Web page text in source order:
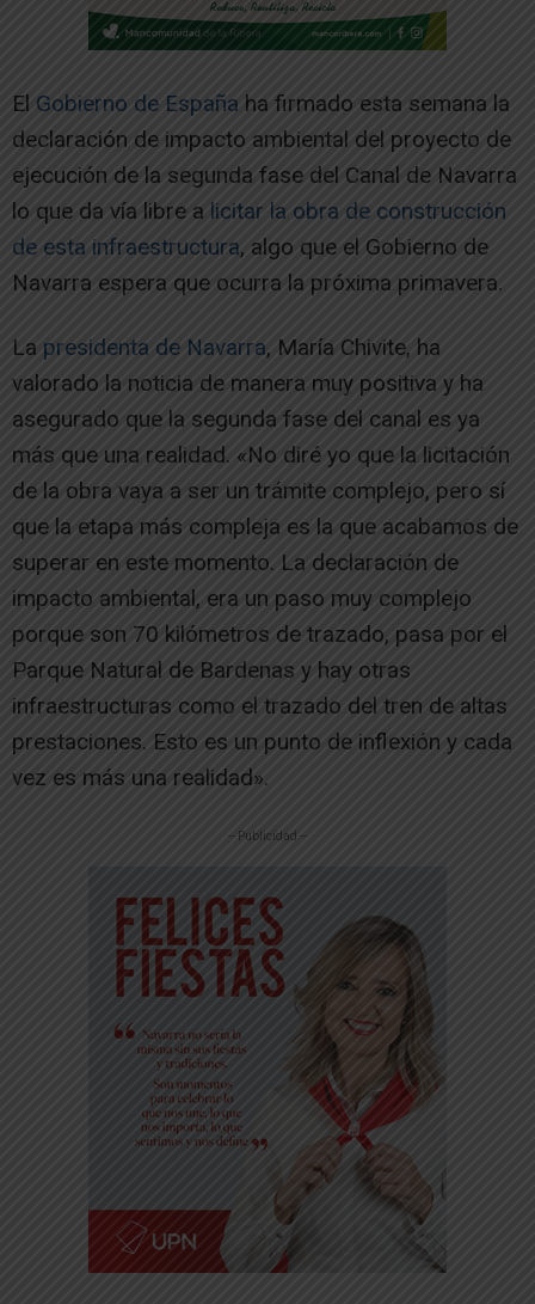
El Gobierno de España ha firmado esta semana la
declaración de impacto ambiental del proyecto de
ejecución de la segunda fase del Canal de Navarra
lo que da vía libre a licitar la obra de construcción
de esta infraestructura, algo que el Gobierno de
Navarra espera que ocurra la próxima primavera.
La presidenta de Navarra, María Chivite, ha
valorado la noticia de manera muy positiva y ha
asegurado que la segunda fase del canal es ya
más que una realidad. «No diré yo que la licitación
de la obra vaya a ser un trámite complejo, pero sí
que la etapa más compleja es la que acabamos de
superar en este momento. La declaración de
impacto ambiental, era un paso muy complejo
porque son 70 kilómetros de trazado, pasa por el
Parque Natural de Bardenas y hay otras
infraestructuras como el trazado del tren de altas
prestaciones. Esto es un punto de inflexión y cada
vez es más una realidad».
-- Publicidad --